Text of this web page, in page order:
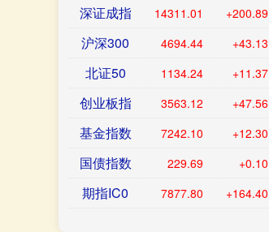
深证成指 14311.01 +200.89
沪深300 4694.44 +43.13
北证50 1134.24 +11.37
创业板指 3563.12 +47.56
基金指数 7242.10 +12.30
国债指数 229.69 +0.10
期指IC0 7877.80 +164.40